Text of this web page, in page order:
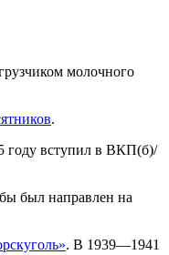
молочного
.
году вступил в ВКП(б)/
был направлен на
. В 1939—1941